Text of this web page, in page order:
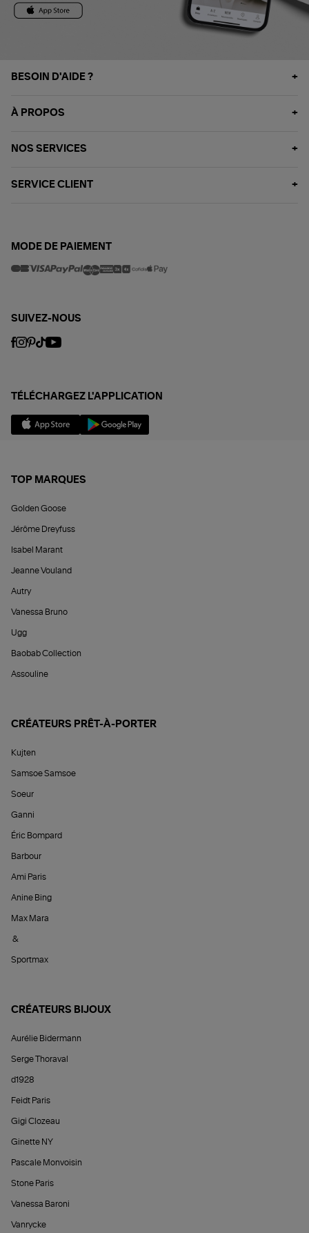
BESOIN D'AIDE ?
À PROPOS
NOS SERVICES
SERVICE CLIENT
MODE DE PAIEMENT
SUIVEZ-NOUS
TÉLÉCHARGEZ L'APPLICATION
TOP MARQUES
Golden Goose
Jérôme Dreyfuss
Isabel Marant
Jeanne Vouland
Autry
Vanessa Bruno
Ugg
Baobab Collection
Assouline
CRÉATEURS PRÊT-À-PORTER
Kujten
Samsoe Samsoe
Soeur
Ganni
Éric Bompard
Barbour
Ami Paris
Anine Bing
Max Mara
&
Sportmax
CRÉATEURS BIJOUX
Aurélie Bidermann
Serge Thoraval
d1928
Feidt Paris
Gigi Clozeau
Ginette NY
Pascale Monvoisin
Stone Paris
Vanessa Baroni
Vanrycke